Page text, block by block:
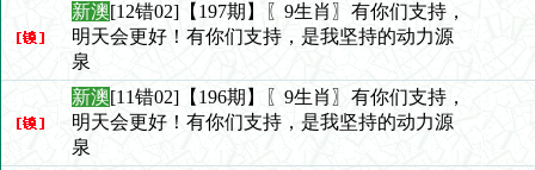
新澳[12错02]【197期】〖9生肖〗有你们支持，
明天会更好！有你们支持，是我坚持的动力源
泉
新澳[11错02]【196期】〖9生肖〗有你们支持，
明天会更好！有你们支持，是我坚持的动力源
泉